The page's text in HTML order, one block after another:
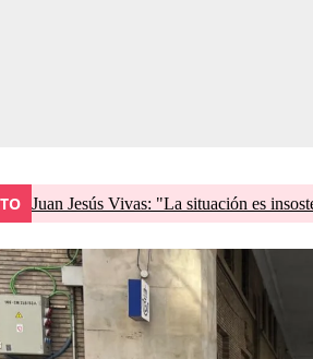
Juan Jesús Vivas: "La situación es